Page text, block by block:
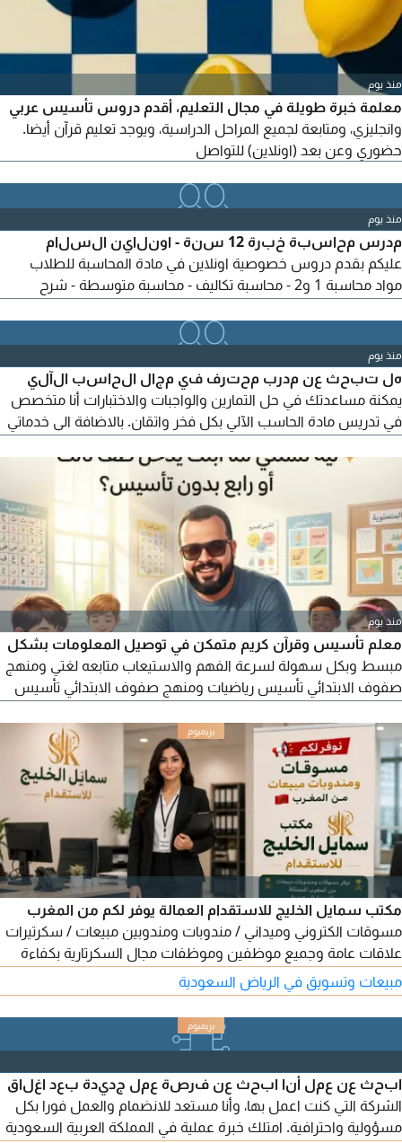
منذ يوم
معلمة خبرة طويلة في مجال التعليم، أقدم دروس تأسيس عربي
وانجليزي، ومتابعة لجميع المراحل الدراسية، ويوجد تعليم قرآن أيضا.
حضوري وعن بعد (اونلاين) للتواصل
منذ يوم
مدرس محاسبة خبرة 12 سنة - اونلاين السلام
عليكم بقدم دروس خصوصية اونلاين في مادة المحاسبة للطلاب
مواد محاسبة 1 و2 - محاسبة تكاليف - محاسبة متوسطة - شرح
شهادة SOCPA - شرح برامج دفترة - قيود - Excel محاسبي المميزات
شرح مبسط + حل امتحانات سابقة تواصل رقم
منذ يوم
هل تبحث عن مدرب محترف في مجال الحاسب الآلي
يمكنة مساعدتك في حل التمارين والواجبات والاختبارات أنا متخصص
في تدريس مادة الحاسب الآلي بكل فخر واتقان. بالاضافة الى خدماتي
لأخبرك بانني متاح لمساعدتك في حل المواد الخاصة بالحاسب الآلي
على موقع SimNetOnline. com. خدماتي تشمل حل التمارين
والواجبات والاختبارات
منذ يوم
معلم تأسيس وقرآن كريم متمكن في توصيل المعلومات بشكل
مبسط وبكل سهولة لسرعة الفهم والاستيعاب متابعه لغتي ومنهج
صفوف الابتدائي تأسيس رياضيات ومنهج صفوف الابتدائي تأسيس
الأستاذ عمر جمال خبرة 9 سنوات بالمجال. بريده
مكتب سمايل الخليج للاستقدام العمالة يوفر لكم من المغرب
مسوقات الكتروني وميداني / مندوبات ومندوبين مبيعات / سكرتيرات
علاقات عامة وجميع موظفين وموظفات مجال السكرتارية بكفاءة
عالية. للطلب يرجى التواصل معنا عبر أرقامنا
مبيعات وتسويق في الرياض السعودية
ابحث عن عمل أنا ابحث عن فرصة عمل جديدة بعد اغلاق
الشركة التي كنت اعمل بها، وأنا مستعد للانضمام والعمل فورا بكل
مسؤولية واحترافية. امتلك خبرة عملية في المملكة العربية السعودية